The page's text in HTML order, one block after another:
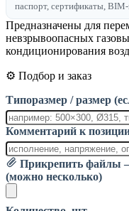
паспорт, сертификаты,
Предназначены для
невзрывоопасных
кондиционирования
⚙️ Подбор и заказ
Типоразмер / размер
Комментарий к
Прикрепить файлы
(можно несколько)